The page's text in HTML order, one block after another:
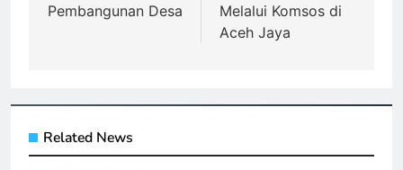
Pembangunan Desa
Melalui Komsos di
Aceh Jaya
Related News